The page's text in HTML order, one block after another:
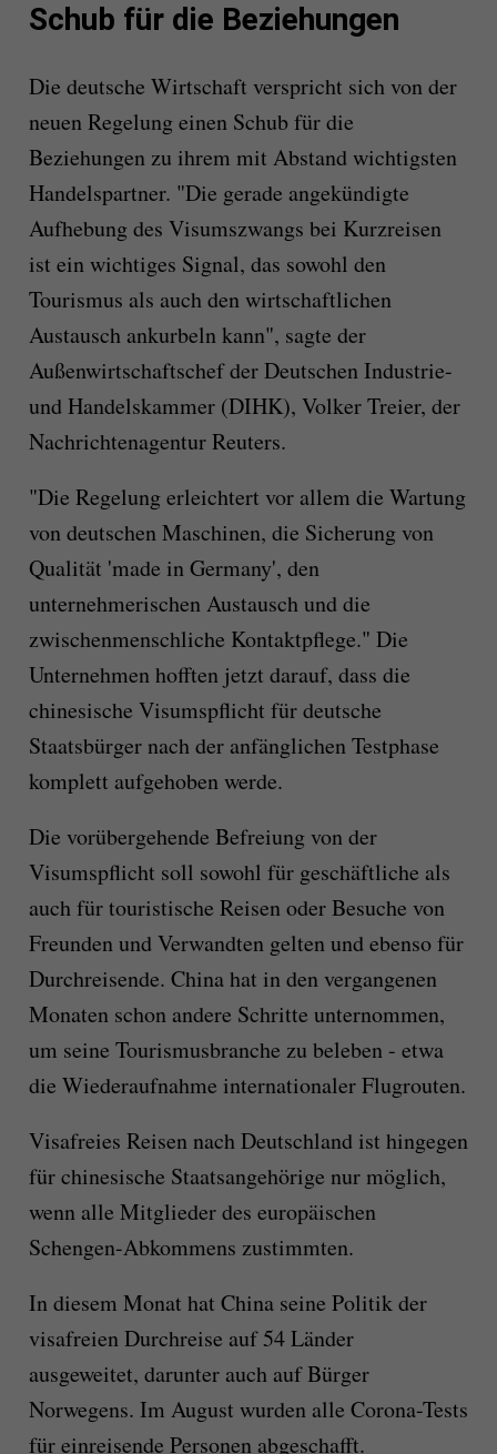
Schub für die Beziehungen
Die deutsche Wirtschaft verspricht sich von der
neuen Regelung einen Schub für die
Beziehungen zu ihrem mit Abstand wichtigsten
Handelspartner. "Die gerade angekündigte
Aufhebung des Visumszwangs bei Kurzreisen
ist ein wichtiges Signal, das sowohl den
Tourismus als auch den wirtschaftlichen
Austausch ankurbeln kann", sagte der
Außenwirtschaftschef der Deutschen Industrie-
und Handelskammer (DIHK), Volker Treier, der
Nachrichtenagentur Reuters.
"Die Regelung erleichtert vor allem die Wartung
von deutschen Maschinen, die Sicherung von
Qualität 'made in Germany', den
unternehmerischen Austausch und die
zwischenmenschliche Kontaktpflege." Die
Unternehmen hofften jetzt darauf, dass die
chinesische Visumspflicht für deutsche
Staatsbürger nach der anfänglichen Testphase
komplett aufgehoben werde.
Die vorübergehende Befreiung von der
Visumspflicht soll sowohl für geschäftliche als
auch für touristische Reisen oder Besuche von
Freunden und Verwandten gelten und ebenso für
Durchreisende. China hat in den vergangenen
Monaten schon andere Schritte unternommen,
um seine Tourismusbranche zu beleben - etwa
die Wiederaufnahme internationaler Flugrouten.
Visafreies Reisen nach Deutschland ist hingegen
für chinesische Staatsangehörige nur möglich,
wenn alle Mitglieder des europäischen
Schengen-Abkommens zustimmten.
In diesem Monat hat China seine Politik der
visafreien Durchreise auf 54 Länder
ausgeweitet, darunter auch auf Bürger
Norwegens. Im August wurden alle Corona-Tests
für einreisende Personen abgeschafft.